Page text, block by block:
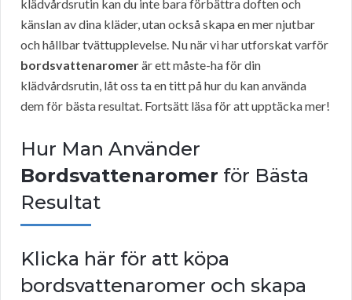
klädvårdsrutin kan du inte bara förbättra doften och
känslan av dina kläder, utan också skapa en mer njutbar
och hållbar tvättupplevelse. Nu när vi har utforskat varför
bordsvattenaromerär ett måste-ha för din
klädvårdsrutin, låt oss ta en titt på hur du kan använda
dem för bästa resultat. Fortsätt läsa för att upptäcka mer!
Hur Man Använder
Bordsvattenaromer för Bästa
Resultat
Klicka här för att köpa
bordsvattenaromer och skapa